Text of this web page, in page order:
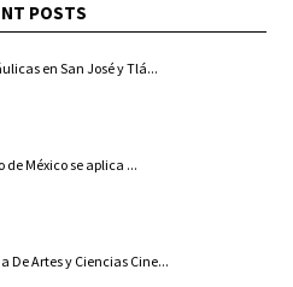
POSTS
en San José y Tlá...
de México se aplica ...
De Artes y Ciencias Cine...